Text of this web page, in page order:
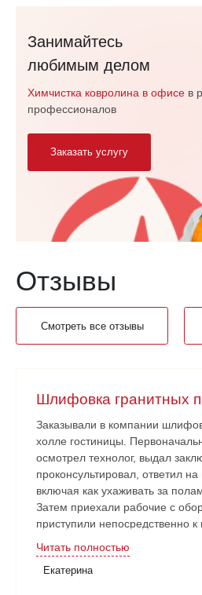
Занимайтесь
любимым делом
Химчистка ковролина в офисе в
профессионалов
Заказать услугу
Отзывы
Смотреть все отзывы
Шлифовка гранитных
Заказывали в компании
холле гостиницы.
осмотрел технолог, выдал
проконсультировал, ответил
включая как ухаживать за
Затем приехали рабочие с
приступили непосредственно
наши замечания и пожелания
сдана в срок. Очень довольны!
Читать полностью
Екатерина